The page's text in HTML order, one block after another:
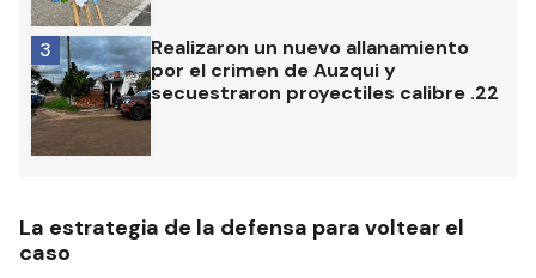
Realizaron un nuevo allanamiento
por el crimen de Auzqui y
secuestraron proyectiles calibre .22
3
La estrategia de la defensa para voltear el
caso